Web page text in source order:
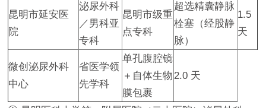
昆明市延安医
院
泌尿外科
／男科亚
专科
昆明市级重
点专科
超选精囊静脉
栓塞（经股静
脉）
1.5
天
微创泌尿外科
中心
省医学领
先学科
单孔腹腔镜
＋自体生物
膜包裹
2.0 天